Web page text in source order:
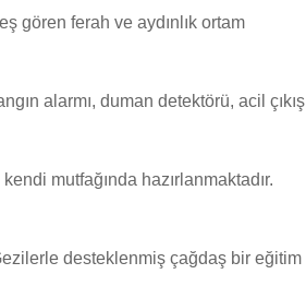
gören ferah ve aydınlık ortam
alarmı, duman detektörü, acil çıkış
mutfağında hazırlanmaktadır.
desteklenmiş çağdaş bir eğitim